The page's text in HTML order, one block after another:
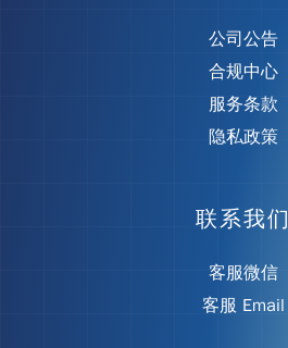
公司公告
合规中心
服务条款
隐私政策
联系我们
客服微信
客服 Email